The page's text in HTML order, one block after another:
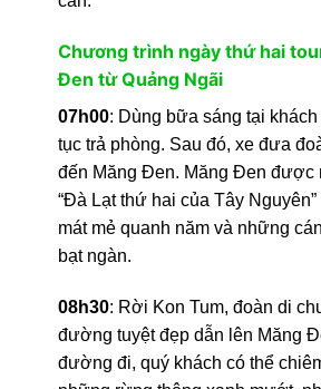
Chương trình ngày thứ hai
Đen từ Quảng Ngãi
07h00: Dùng bữa sáng tại
tục trả phòng. Sau đó, xe đưa
đến Măng Đen. Măng Đen được
“Đà Lạt thứ hai của Tây
mát mẻ quanh năm và những
bạt ngàn.
08h30: Rời Kon Tum, đoàn di
đường tuyệt đẹp dẫn lên Măng
đường đi, quý khách có thể